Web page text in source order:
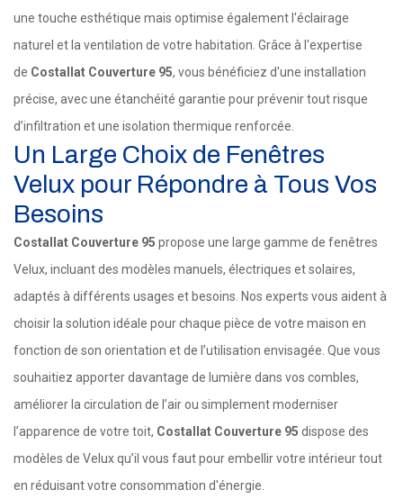
une touche esthétique mais optimise également l'éclairage
naturel et la ventilation de votre habitation. Grâce à l'expertise
de Costallat Couverture 95, vous bénéficiez d'une installation
précise, avec une étanchéité garantie pour prévenir tout risque
d’infiltration et une isolation thermique renforcée.
Un Large Choix de Fenêtres
Velux pour Répondre à Tous Vos
Besoins
Costallat Couverture 95 propose une large gamme de fenêtres
Velux, incluant des modèles manuels, électriques et solaires,
adaptés à différents usages et besoins. Nos experts vous aident à
choisir la solution idéale pour chaque pièce de votre maison en
fonction de son orientation et de l’utilisation envisagée. Que vous
souhaitiez apporter davantage de lumière dans vos combles,
améliorer la circulation de l’air ou simplement moderniser
l’apparence de votre toit, Costallat Couverture 95 dispose des
modèles de Velux qu’il vous faut pour embellir votre intérieur tout
en réduisant votre consommation d'énergie.